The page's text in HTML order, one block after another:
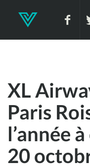
XL
Paris
l’année
20